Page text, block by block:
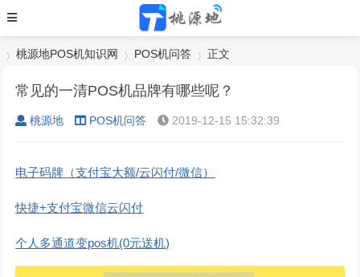
桃源地POS机知识网
›
POS机问答
›
正文
常见的一清POS机品牌有哪些呢？
桃源地 POS机问答 2019-12-15 15:32:39
电子码牌（支付宝大额/云闪付/微信）
快捷+支付宝微信云闪付
个人多通道变pos机(0元送机)